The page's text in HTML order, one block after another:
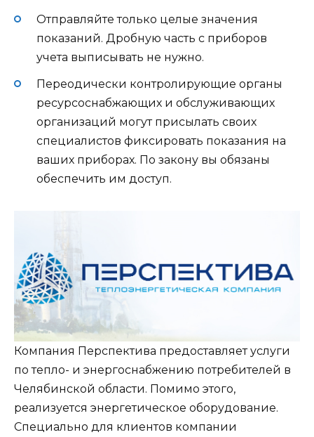
Отправляйте только целые значения
показаний. Дробную часть с приборов
учета выписывать не нужно.
Переодически контролирующие органы
ресурсоснабжающих и обслуживающих
организаций могут присылать своих
специалистов фиксировать показания на
ваших приборах. По закону вы обязаны
обеспечить им доступ.
Компания Перспектива предоставляет услуги
по тепло- и энергоснабжению потребителей в
Челябинской области. Помимо этого,
реализуется энергетическое оборудование.
Специально для клиентов компании